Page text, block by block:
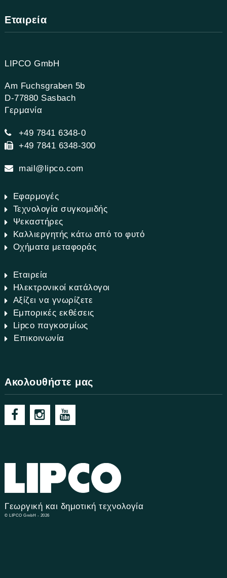
Εταιρεία
LIPCO GmbH
Am Fuchsgraben 5b
D-77880 Sasbach
Γερμανία
+49 7841 6348-0
+49 7841 6348-300
mail@lipco.com
Εφαρμογές
Τεχνολογία συγκομιδής
Ψεκαστήρες
Καλλιεργητής κάτω από το φυτό
Οχήματα μεταφοράς
Εταιρεία
Ηλεκτρονικοί κατάλογοι
Αξίζει να γνωρίζετε
Εμπορικές εκθέσεις
Lipco παγκοσμίως
Επικοινωνία
Ακολουθήστε μας
Γεωργική και δημοτική τεχνολογία
© LIPCO GmbH - 2026